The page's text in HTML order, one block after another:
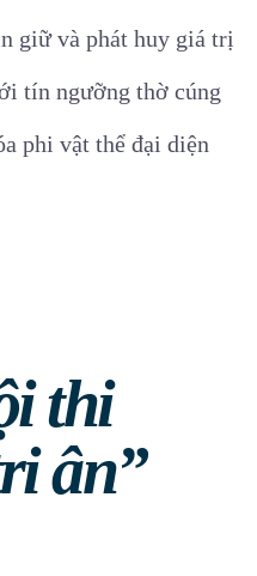
giữ và phát huy giá trị
tín ngưỡng thờ cúng
phi vật thể đại diện
thi
ân”